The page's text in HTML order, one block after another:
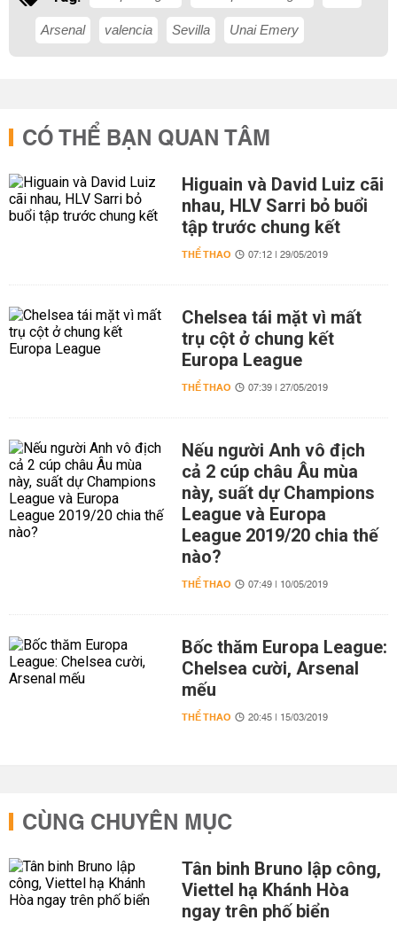
Arsenal valencia Sevilla Unai Emery
CÓ THỂ BẠN QUAN TÂM
Higuain và David Luiz cãi
nhau, HLV Sarri bỏ buổi
tập trước chung kết
THỂ THAO 07:12 | 29/05/2019
Chelsea tái mặt vì mất
trụ cột ở chung kết
Europa League
THỂ THAO 07:39 | 27/05/2019
Nếu người Anh vô địch
cả 2 cúp châu Âu mùa
này, suất dự Champions
League và Europa
League 2019/20 chia thế
nào?
THỂ THAO 07:49 | 10/05/2019
Bốc thăm Europa League:
Chelsea cười, Arsenal
mếu
THỂ THAO 20:45 | 15/03/2019
CÙNG CHUYÊN MỤC
Tân binh Bruno lập công,
Viettel hạ Khánh Hòa
ngay trên phố biển